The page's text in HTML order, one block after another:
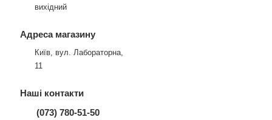
вихідний
Адреса магазину
Київ, вул. Лабораторна,
11
Наші контакти
(073) 780-51-50